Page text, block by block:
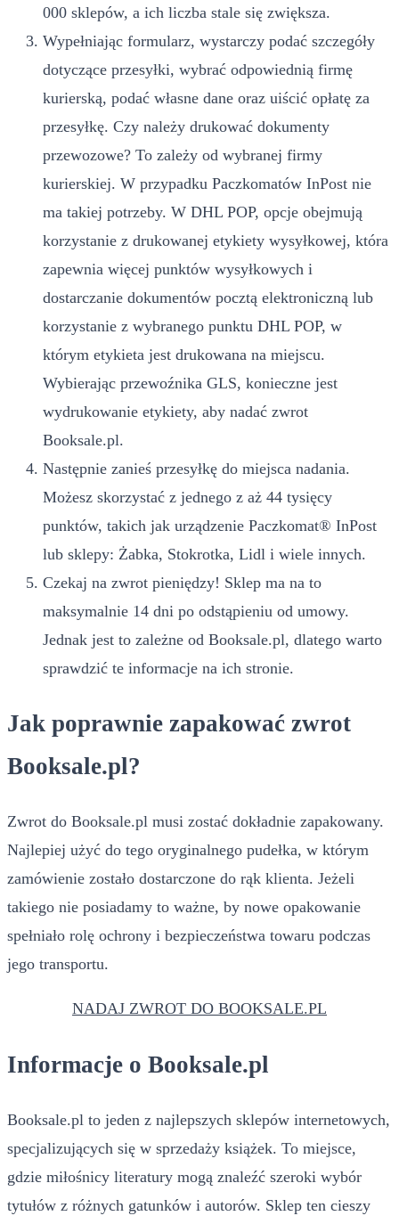
000 sklepów, a ich liczba stale się zwiększa.
Wypełniając formularz, wystarczy podać szczegóły
dotyczące przesyłki, wybrać odpowiednią firmę
kurierską, podać własne dane oraz uiścić opłatę za
przesyłkę. Czy należy drukować dokumenty
przewozowe? To zależy od wybranej firmy
kurierskiej. W przypadku Paczkomatów InPost nie
ma takiej potrzeby. W DHL POP, opcje obejmują
korzystanie z drukowanej etykiety wysyłkowej, która
zapewnia więcej punktów wysyłkowych i
dostarczanie dokumentów pocztą elektroniczną lub
korzystanie z wybranego punktu DHL POP, w
którym etykieta jest drukowana na miejscu.
Wybierając przewoźnika GLS, konieczne jest
wydrukowanie etykiety, aby nadać zwrot
Booksale.pl.
Następnie zanieś przesyłkę do miejsca nadania.
Możesz skorzystać z jednego z aż 44 tysięcy
punktów, takich jak urządzenie Paczkomat® InPost
lub sklepy: Żabka, Stokrotka, Lidl i wiele innych.
Czekaj na zwrot pieniędzy! Sklep ma na to
maksymalnie 14 dni po odstąpieniu od umowy.
Jednak jest to zależne od Booksale.pl, dlatego warto
sprawdzić te informacje na ich stronie.
Jak poprawnie zapakować zwrot
Booksale.pl?
Zwrot do Booksale.pl musi zostać dokładnie zapakowany.
Najlepiej użyć do tego oryginalnego pudełka, w którym
zamówienie zostało dostarczone do rąk klienta. Jeżeli
takiego nie posiadamy to ważne, by nowe opakowanie
spełniało rolę ochrony i bezpieczeństwa towaru podczas
jego transportu.
NADAJ ZWROT DO BOOKSALE.PL
Informacje o Booksale.pl
Booksale.pl to jeden z najlepszych sklepów internetowych,
specjalizujących się w sprzedaży książek. To miejsce,
gdzie miłośnicy literatury mogą znaleźć szeroki wybór
tytułów z różnych gatunków i autorów. Sklep ten cieszy